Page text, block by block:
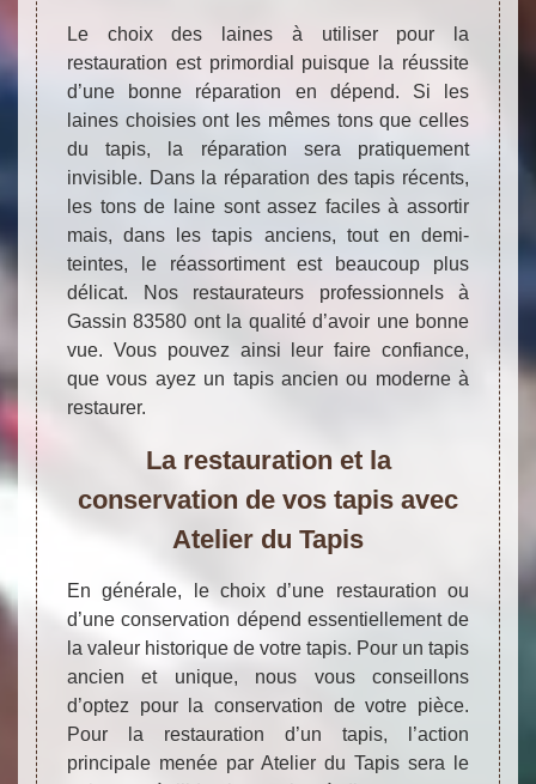
Le choix des laines à utiliser pour la
restauration est primordial puisque la réussite
d’une bonne réparation en dépend. Si les
laines choisies ont les mêmes tons que celles
du tapis, la réparation sera pratiquement
invisible. Dans la réparation des tapis récents,
les tons de laine sont assez faciles à assortir
mais, dans les tapis anciens, tout en demi-
teintes, le réassortiment est beaucoup plus
délicat. Nos restaurateurs professionnels à
Gassin 83580 ont la qualité d’avoir une bonne
vue. Vous pouvez ainsi leur faire confiance,
que vous ayez un tapis ancien ou moderne à
restaurer.
La restauration et la
conservation de vos tapis avec
Atelier du Tapis
En générale, le choix d’une restauration ou
d’une conservation dépend essentiellement de
la valeur historique de votre tapis. Pour un tapis
ancien et unique, nous vous conseillons
d’optez pour la conservation de votre pièce.
Pour la restauration d’un tapis, l’action
principale menée par Atelier du Tapis sera le